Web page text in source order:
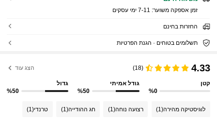
זמן אספקה ​​משוער: 7-11 ימי עסקים
החזרות בחינם
תשלומים בטוחים · הגנת הפרטיות
4.33
(18) הצג עוד
קטן
%0
גודל אמיתי
%50
גדול
%50
לוגיסטיקה מהירה(1) רצועה נוחה(1) חג ההודייה(1) טרנדי(1)